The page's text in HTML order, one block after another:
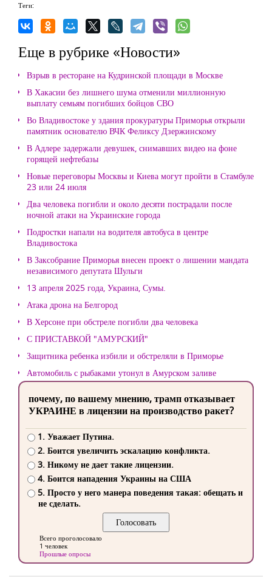
Теги:
Еще в рубрике «Новости»
Взрыв в ресторане на Кудринской площади в Москве
В Хакасии без лишнего шума отменили миллионную
выплату семьям погибших бойцов СВО
Во Владивостоке у здания прокуратуры Приморья открыли
памятник основателю ВЧК Феликсу Дзержинскому
В Адлере задержали девушек, снимавших видео на фоне
горящей нефтебазы
Новые переговоры Москвы и Киева могут пройти в Стамбуле
23 или 24 июля
Два человека погибли и около десяти пострадали после
ночной атаки на Украинские города
Подростки напали на водителя автобуса в центре
Владивостока
В Заксобрание Приморья внесен проект о лишении мандата
независимого депутата Шульги
13 апреля 2025 года, Украина, Сумы.
Атака дрона на Белгород
В Херсоне при обстреле погибли два человека
С ПРИСТАВКОЙ "АМУРСКИЙ"
Защитника ребенка избили и обстреляли в Приморье
Автомобиль с рыбаками утонул в Амурском заливе
почему, по вашему мнению, трамп отказывает
УКРАИНЕ в лицензии на производство ракет?
1. Уважает Путина.
2. Боится увеличить эскалацию конфликта.
3. Никому не дает такие лицензии.
4. Боится нападения Украины на США
5. Просто у него манера поведения такая: обещать и
не сделать.
Всего проголосовало
1 человек
Прошлые опросы